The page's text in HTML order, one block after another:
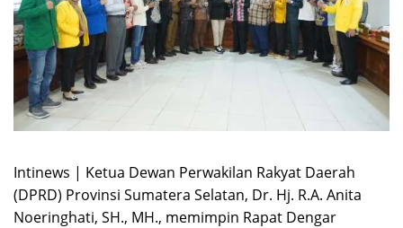
Intinews | Ketua Dewan Perwakilan Rakyat Daerah
(DPRD) Provinsi Sumatera Selatan, Dr. Hj. R.A. Anita
Noeringhati, SH., MH., memimpin Rapat Dengar